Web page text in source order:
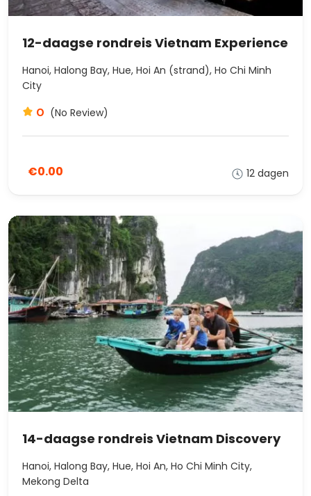
12-daagse rondreis Vietnam Experience
Hanoi, Halong Bay, Hue, Hoi An (strand), Ho Chi Minh
City
0 (No Review)
€0.00 12 dagen
14-daagse rondreis Vietnam Discovery
Hanoi, Halong Bay, Hue, Hoi An, Ho Chi Minh City,
Mekong Delta